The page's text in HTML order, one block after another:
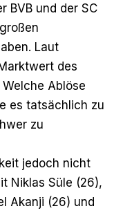
BVB und der SC
Laut
des
Ablöse
es tatsächlich zu
zu
jedoch nicht
Niklas Süle (26),
Akanji (26) und